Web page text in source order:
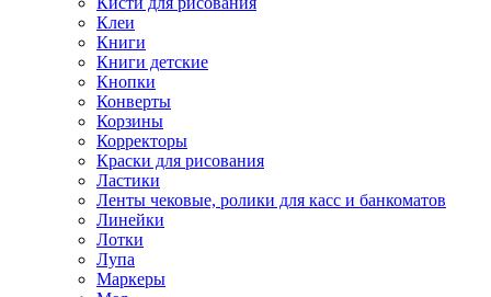
Клеи
Книги
Книги детские
Кнопки
Конверты
Корзины
Корректоры
Краски для рисования
Ластики
Ленты чековые, ролики для касс и банкоматов
Линейки
Лотки
Лупа
Маркеры